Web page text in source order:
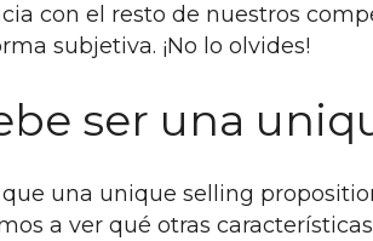
con el resto de nuestros
subjetiva. ¡No lo olvides!
ser una
una unique selling
a ver qué otras